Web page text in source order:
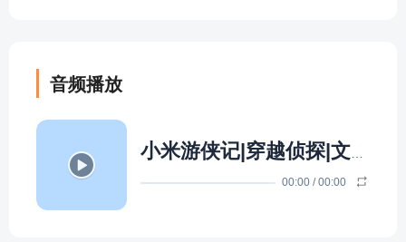
音频播放
00:00 /00:00